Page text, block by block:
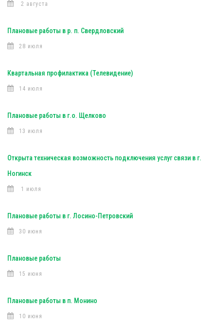
2 августа
Плановые работы в р. п. Свердловский
28 июля
Квартальная профилактика (Телевидение)
14 июля
Плановые работы в г.о. Щелково
13 июля
Открыта техническая возможность подключения услуг связи в г.
Ногинск
1 июля
Плановые работы в г. Лосино-Петровский
30 июня
Плановые работы
15 июня
Плановые работы в п. Монино
10 июня